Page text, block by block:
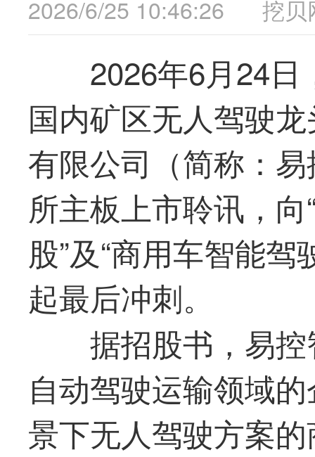
2026/6/25 10:46:26 挖贝
2026年6月24
国内矿区无人驾驶
有限公司（简称：
所主板上市聆讯，
股”及“商用车智能驾
起最后冲刺。
据招股书，易
自动驾驶运输领域
景下无人驾驶方案